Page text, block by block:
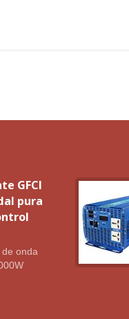
GFCI
pura
onda